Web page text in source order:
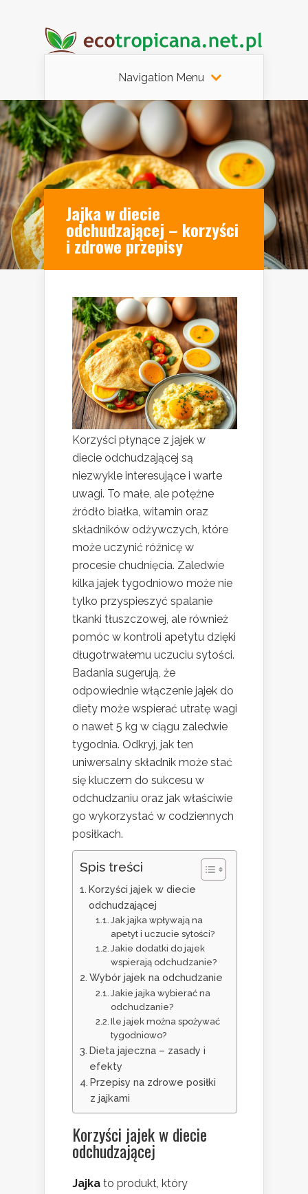
Navigation Menu
Jajka w diecie
odchudzającej – korzyści
i zdrowe przepisy
Korzyści płynące z jajek w
diecie odchudzającej są
niezwykle interesujące i warte
uwagi. To małe, ale potężne
źródło białka, witamin oraz
składników odżywczych, które
może uczynić różnicę w
procesie chudnięcia. Zaledwie
kilka jajek tygodniowo może nie
tylko przyspieszyć spalanie
tkanki tłuszczowej, ale również
pomóc w kontroli apetytu dzięki
długotrwałemu uczuciu sytości.
Badania sugerują, że
odpowiednie włączenie jajek do
diety może wspierać utratę wagi
o nawet 5 kg w ciągu zaledwie
tygodnia. Odkryj, jak ten
uniwersalny składnik może stać
się kluczem do sukcesu w
odchudzaniu oraz jak właściwie
go wykorzystać w codziennych
posiłkach.
Spis treści
Korzyści jajek w diecie
odchudzającej
Jak jajka wpływają na
apetyt i uczucie sytości?
Jakie dodatki do jajek
wspierają odchudzanie?
Wybór jajek na odchudzanie
Jakie jajka wybierać na
odchudzanie?
Ile jajek można spożywać
tygodniowo?
Dieta jajeczna – zasady i
efekty
Przepisy na zdrowe posiłki
z jajkami
Korzyści jajek w diecie
odchudzającej
Jajka to produkt, który